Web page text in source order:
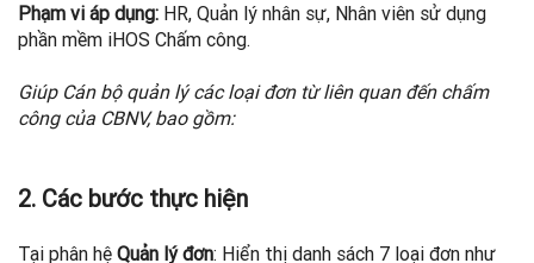
Phạm vi áp dụng: HR, Quản lý nhân sự, Nhân viên sử dụng
phần mềm iHOS Chấm công.
Giúp Cán bộ quản lý các loại đơn từ liên quan đến chấm
công của CBNV, bao gồm:
2. Các bước thực hiện
Tại phân hệ Quản lý đơn: Hiển thị danh sách 7 loại đơn như